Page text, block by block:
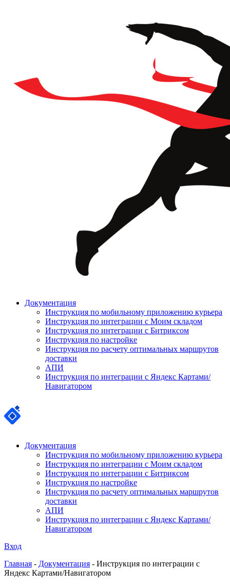
Документация
Инструкция по мобильному приложению курьера
Инструкция по интеграции с Моим складом
Инструкция по интеграции с Битриксом
Инструкция по настройке
Инструкция по расчету оптимальных маршрутов
доставки
АПИ
Инструкция по интеграции с Яндекс Картами/
Навигатором
Документация
Инструкция по мобильному приложению курьера
Инструкция по интеграции с Моим складом
Инструкция по интеграции с Битриксом
Инструкция по настройке
Инструкция по расчету оптимальных маршрутов
доставки
АПИ
Инструкция по интеграции с Яндекс Картами/
Навигатором
Вход
Главная - Документация - Инструкция по интеграции с
Яндекс Картами/Навигатором